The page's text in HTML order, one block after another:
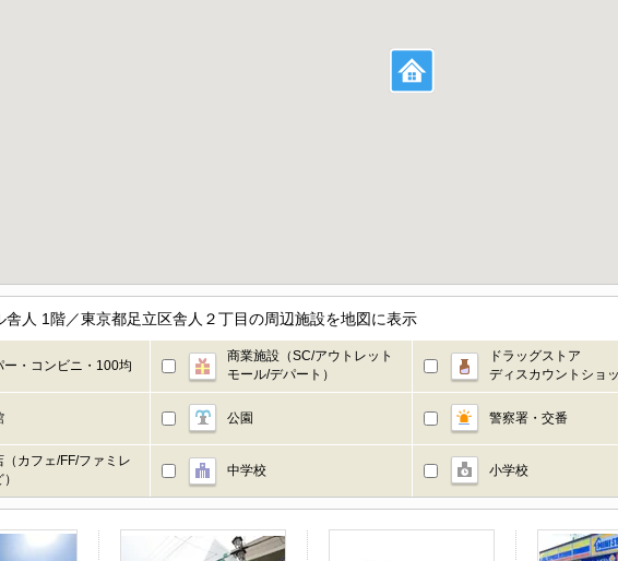
舎人 1階／東京都足立区舎人２丁目の周辺施設を地図に表示
ー・コンビニ・100均
商業施設（SC/アウトレット
モール/デパート）
ドラッグストア
ディスカウントショ
公園 警察署・交番
（カフェ/FF/ファミレ
中学校 小学校